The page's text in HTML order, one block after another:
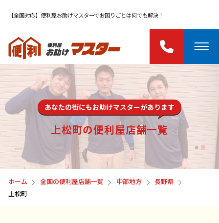
【全国対応】便利屋お助けマスターでお困りごとは何でも解決！
あなたの街にもお助けマスターがあります
上松町の便利屋店舗一覧
ホーム 全国の便利屋店舗一覧 中部地方
長野県
上松町